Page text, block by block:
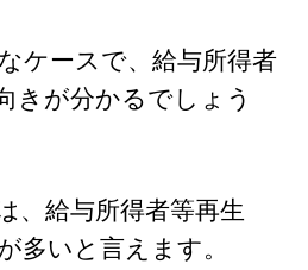
ケースで、給与所得者
きが分かるでしょう
、給与所得者等再生
多いと言えます。